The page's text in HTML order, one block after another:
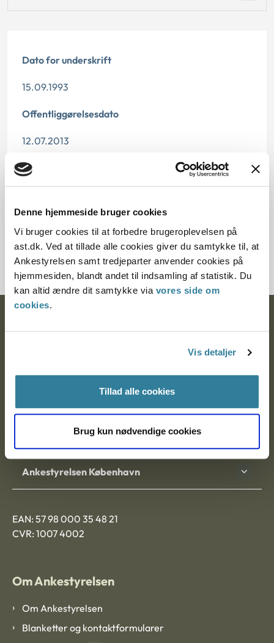
Denne hjemmeside bruger cookies
Vi bruger cookies til at forbedre brugeroplevelsen på
ast.dk. Ved at tillade alle cookies giver du samtykke til, at
Ankestyrelsen samt tredjeparter anvender cookies på
hjemmesiden, blandt andet til indsamling af statistik. Du
kan altid ændre dit samtykke via vores side om
cookies.
Vis detaljer
Tillad alle cookies
Brug kun nødvendige cookies
Dato for underskrift
15.09.1993
Offentliggørelsesdato
12.07.2013
Paragraf
20425-92
Nytorv 7, 2. sal
Ankestyrelsen Aalborg
Ankestyrelsen København
EAN: 57 98 000 35 48 21
CVR: 1007 4002
Om Ankestyrelsen
Om Ankestyrelsen
Blanketter og kontaktformularer